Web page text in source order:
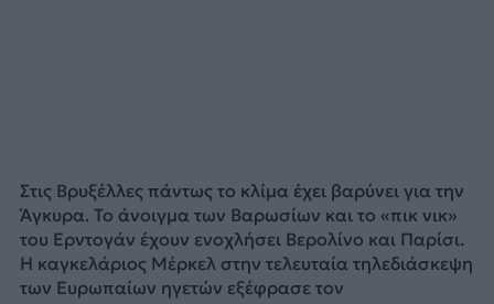
Στις Βρυξέλλες πάντως το κλίμα έχει βαρύνει για την
Άγκυρα. Το άνοιγμα των Βαρωσίων και το «πικ νικ»
του Ερντογάν έχουν ενοχλήσει Βερολίνο και Παρίσι.
Η καγκελάριος Μέρκελ στην τελευταία τηλεδιάσκεψη
των Ευρωπαίων ηγετών εξέφρασε τον